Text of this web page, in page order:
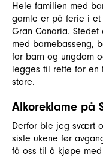
Hele familien med
gamle er på ferie i et
Gran Canaria.
med barnebasseng,
for barn og ungdom
legges til rette for en
store.
Alkoreklame på
Derfor ble jeg svært
siste ukene før
få oss til å kjøpe